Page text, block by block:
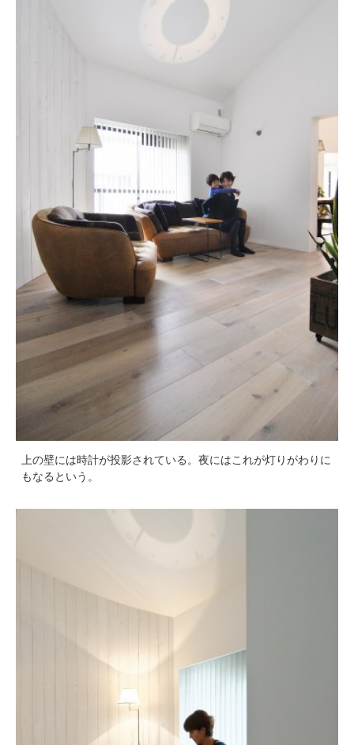
上の壁には時計が投影されている。夜にはこれが灯りがわりに
もなるという。